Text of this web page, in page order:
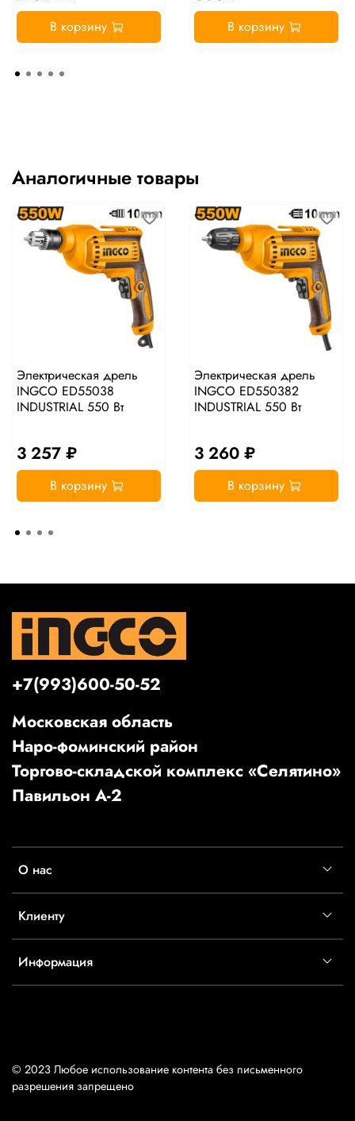
В корзину В корзину
Аналогичные товары
Электрическая дрель
INGCO ED55038
INDUSTRIAL 550 Вт
3 257 ₽
В корзину
Электрическая дрель
INGCO ED550382
INDUSTRIAL 550 Вт
3 260 ₽
В корзину
О нас
Клиенту
Информация
+7(993)600-50-52
Московская область
Наро-фоминский район
Торгово-складской комплекс «Селятино»
Павильон А-2
© 2023 Любое использование контента без письменного
разрешения запрещено